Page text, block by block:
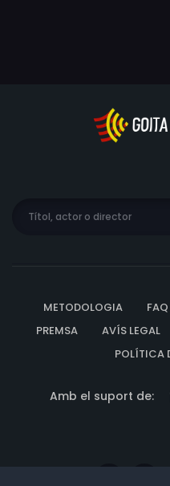
METODOLOGIA FAQ
PREMSA
AVÍS LEGAL
POLÍTICA
Amb el suport de: